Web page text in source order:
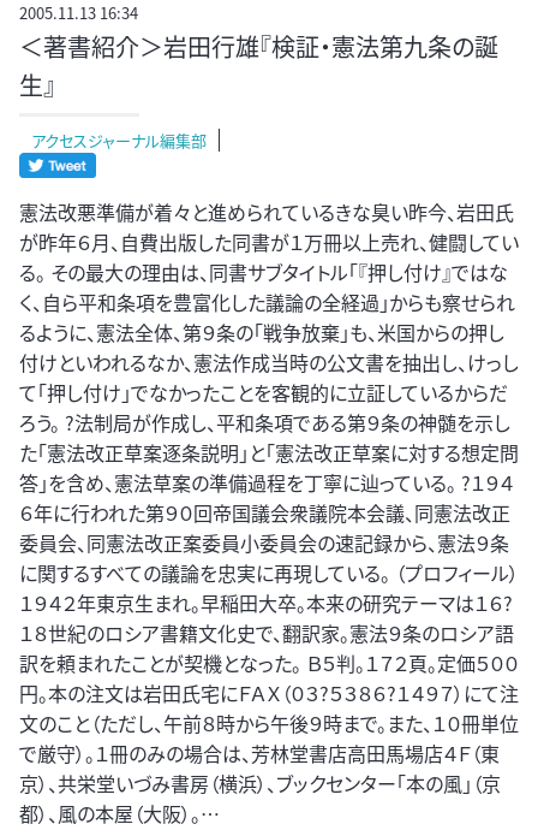
2005.11.13 16:34
＜著書紹介＞岩田行雄『検証・憲法第九条の誕
生』
アクセスジャーナル編集部
憲法改悪準備が着々と進められているきな臭い昨今、岩田氏
が昨年６月、自費出版した同書が１万冊以上売れ、健闘してい
る。 その最大の理由は、同書サブタイトル「『押し付け』ではな
く、自ら平和条項を豊富化した議論の全経過」からも察せられ
るように、憲法全体、第９条の「戦争放棄」も、米国からの押し
付けといわれるなか、憲法作成当時の公文書を抽出し、けっし
て「押し付け」でなかったことを客観的に立証しているからだ
ろう。 ?法制局が作成し、平和条項である第９条の神髄を示し
た「憲法改正草案逐条説明」と「憲法改正草案に対する想定問
答」を含め、憲法草案の準備過程を丁寧に辿っている。 ?１９４
６年に行われた第９０回帝国議会衆議院本会議、同憲法改正
委員会、同憲法改正案委員小委員会の速記録から、憲法９条
に関するすべての議論を忠実に再現している。 （プロフィール）
１９４２年東京生まれ。早稲田大卒。本来の研究テーマは１６?
１８世紀のロシア書籍文化史で、翻訳家。憲法９条のロシア語
訳を頼まれたことが契機となった。 Ｂ５判。１７２頁。定価５００
円。本の注文は岩田氏宅にＦＡＸ（０３?５３８６?１４９７）にて注
文のこと（ただし、午前８時から午後９時まで。また、１０冊単位
で厳守）。１冊のみの場合は、芳林堂書店高田馬場店４Ｆ（東
京）、共栄堂いづみ書房（横浜）、ブックセンター「本の風」（京
都）、風の本屋（大阪）。…